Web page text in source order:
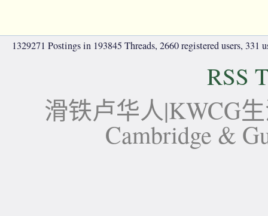
1329271 Postings in 193845 Threads, 2660 registered users, 331
RSS
滑铁卢华人|KWCG
Cambridge &